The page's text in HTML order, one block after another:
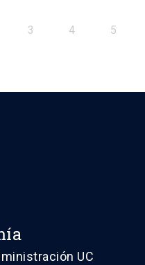
3 4 5
UC